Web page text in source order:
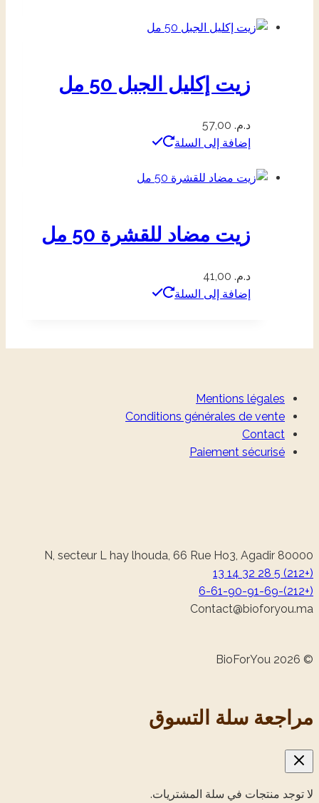
زيت إكليل الجبل 50 مل
د.م.
إضافة إلى السلة
زيت مضاد للقشرة 50 مل
د.م.
إضافة إلى السلة
Mentions légales
Conditions générales de vente
Contact
Paiement sécurisé
N, secteur L hay lhouda, 66 Rue Ho3, Agadir 80000
(+212) 5 28 32 14 13
(+212)-6-61-90-91-69
am.uoyrofoib
@tcatnoC
© 2026 BioForYou
‏مراجعة سلة التسوق‏
لا توجد منتجات في سلة المشتريات.